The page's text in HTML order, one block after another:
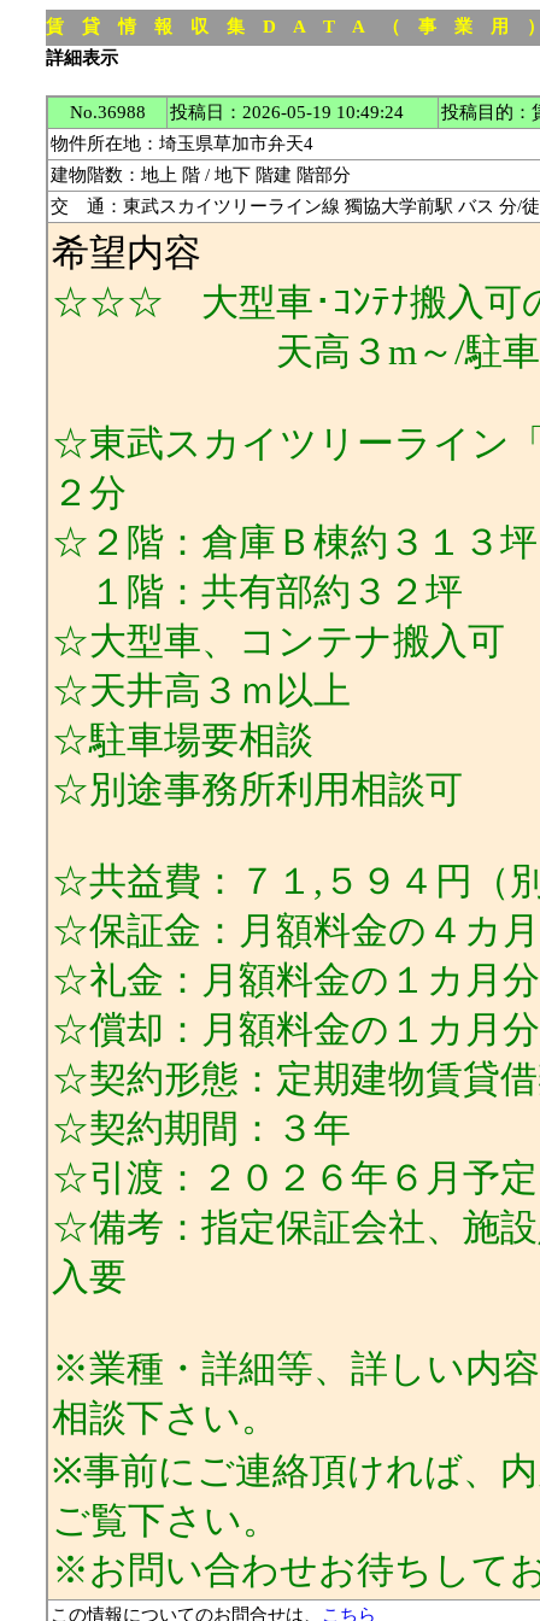
賃 貸 情 報 収 集 D A T A （ 事 業 用
詳細表示
No.36988 投稿日：2026-05-19 10:49:24
投稿目的：
物件所在地：埼玉県草加市弁天4
建物階数：地上 階 / 地下 階建 階部分
交 通：東武スカイツリーライン線 獨協大学前駅 バス 分/
希望内容
☆☆☆ 大型車･ｺﾝﾃﾅ搬入
天高３m～/駐車
☆東武スカイツリーライン
２分
☆２階：倉庫Ｂ棟約３１３
１階：共有部約３２坪
☆大型車、コンテナ搬入可
☆天井高３ｍ以上
☆駐車場要相談
☆別途事務所利用相談可
☆共益費：７１,５９４円（
☆保証金：月額料金の４カ
☆礼金：月額料金の１カ月
☆償却：月額料金の１カ月
☆契約形態：定期建物賃貸
☆契約期間：３年
☆引渡：２０２６年６月予定
☆備考：指定保証会社、施
入要
※業種・詳細等、詳しい内
相談下さい。
※事前にご連絡頂ければ、
ご覧下さい。
※お問い合わせお待ちして
この情報についてのお問合せは、 こちら